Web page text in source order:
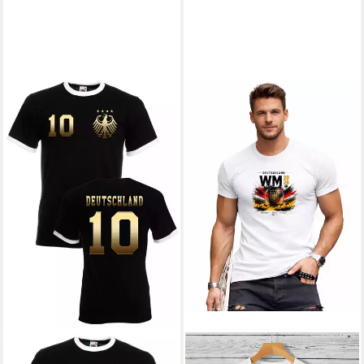
RMKT-Shirt Herren T-Shirt